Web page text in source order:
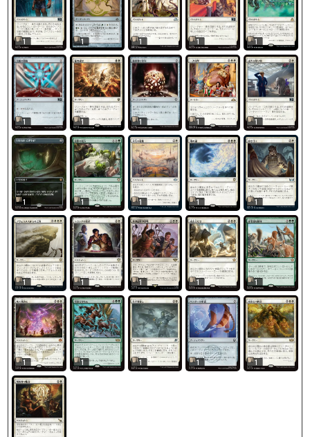
1 1 1 1 1
1 1 1 1 1
1 1 1 1 1
1 1 1 1 1
1 1 1 1 1